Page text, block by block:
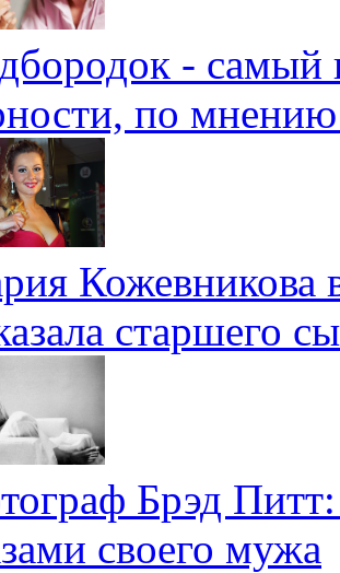
- самый
по
Кожевникова
старшего
Брэд
своего мужа